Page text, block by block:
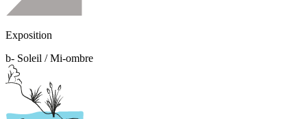
Exposition
b- Soleil / Mi-ombre